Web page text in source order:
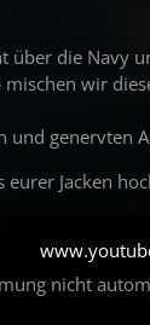
über die Navy
wir
genervten
eurer Jacken
nicht